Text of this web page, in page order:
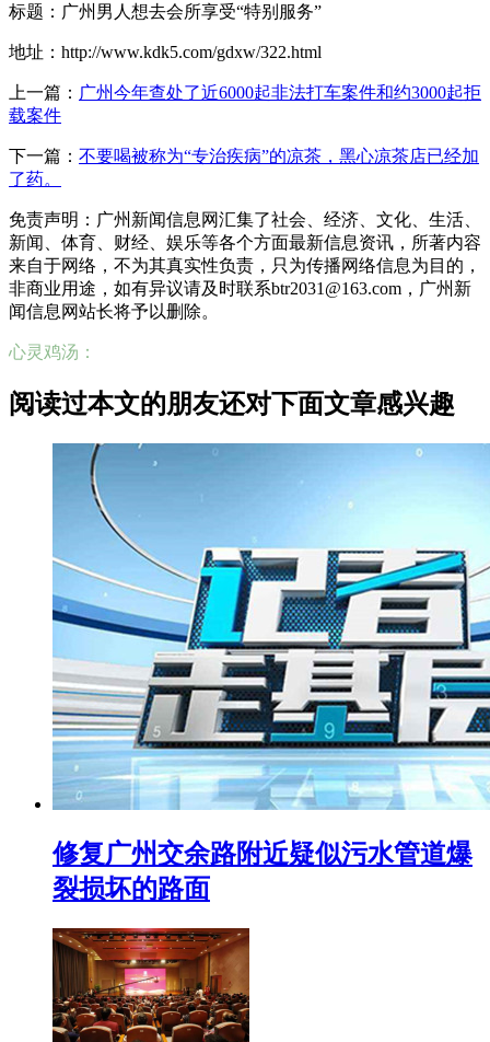
标题：广州男人想去会所享受“特别服务”
地址：http://www.kdk5.com/gdxw/322.html
上一篇： 广州今年查处了近6000起非法打车案件和约3000起拒
载案件
下一篇： 不要喝被称为“专治疾病”的凉茶，黑心凉茶店已经加
了药。
免责声明：广州新闻信息网汇集了社会、经济、文化、生活、
新闻、体育、财经、娱乐等各个方面最新信息资讯，所著内容
来自于网络，不为其真实性负责，只为传播网络信息为目的，
非商业用途，如有异议请及时联系btr2031@163.com，广州新
闻信息网站长将予以删除。
心灵鸡汤：
阅读过本文的朋友还对下面文章感兴趣
修复广州交余路附近疑似污水管道爆
裂损坏的路面